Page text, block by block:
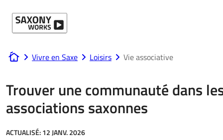
www.saxony-works.com
Vivre en Saxe Loisirs Vie associative
Trouver une communauté dans
associations saxonnes
ACTUALISÉ:12 JANV. 2026